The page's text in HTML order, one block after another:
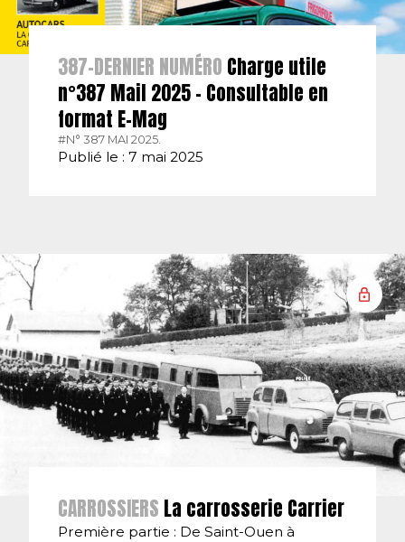
387-DERNIER NUMÉRO Charge utile
n°387 Mail 2025 – Consultable en
format E-Mag
#N° 387 MAI 2025.
Publié le : 7 mai 2025
CARROSSIERS La carrosserie Carrier
Première partie : De Saint-Ouen à